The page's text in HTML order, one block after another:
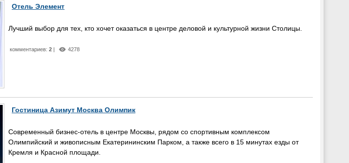
Отель Элемент
Лучший выбор для тех, кто хочет оказаться в центре деловой и культурной жизни Столицы.
комментариев: 2 | 4278
Гостиница Азимут Москва Олимпик
Современный бизнес-отель в центре Москвы, рядом со спортивным комплексом
Олимпийский и живописным Екатерининским Парком, а также всего в 15 минутах езды от
Кремля и Красной площади.